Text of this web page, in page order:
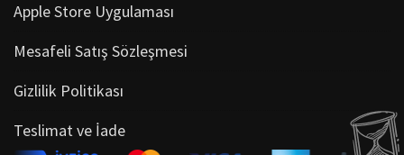
Apple Store Uygulaması
Mesafeli Satış Sözleşmesi
Gizlilik Politikası
Teslimat ve İade